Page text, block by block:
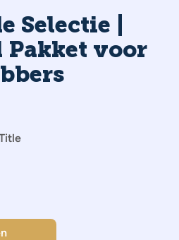
Selectie |
voor
Pakket voor